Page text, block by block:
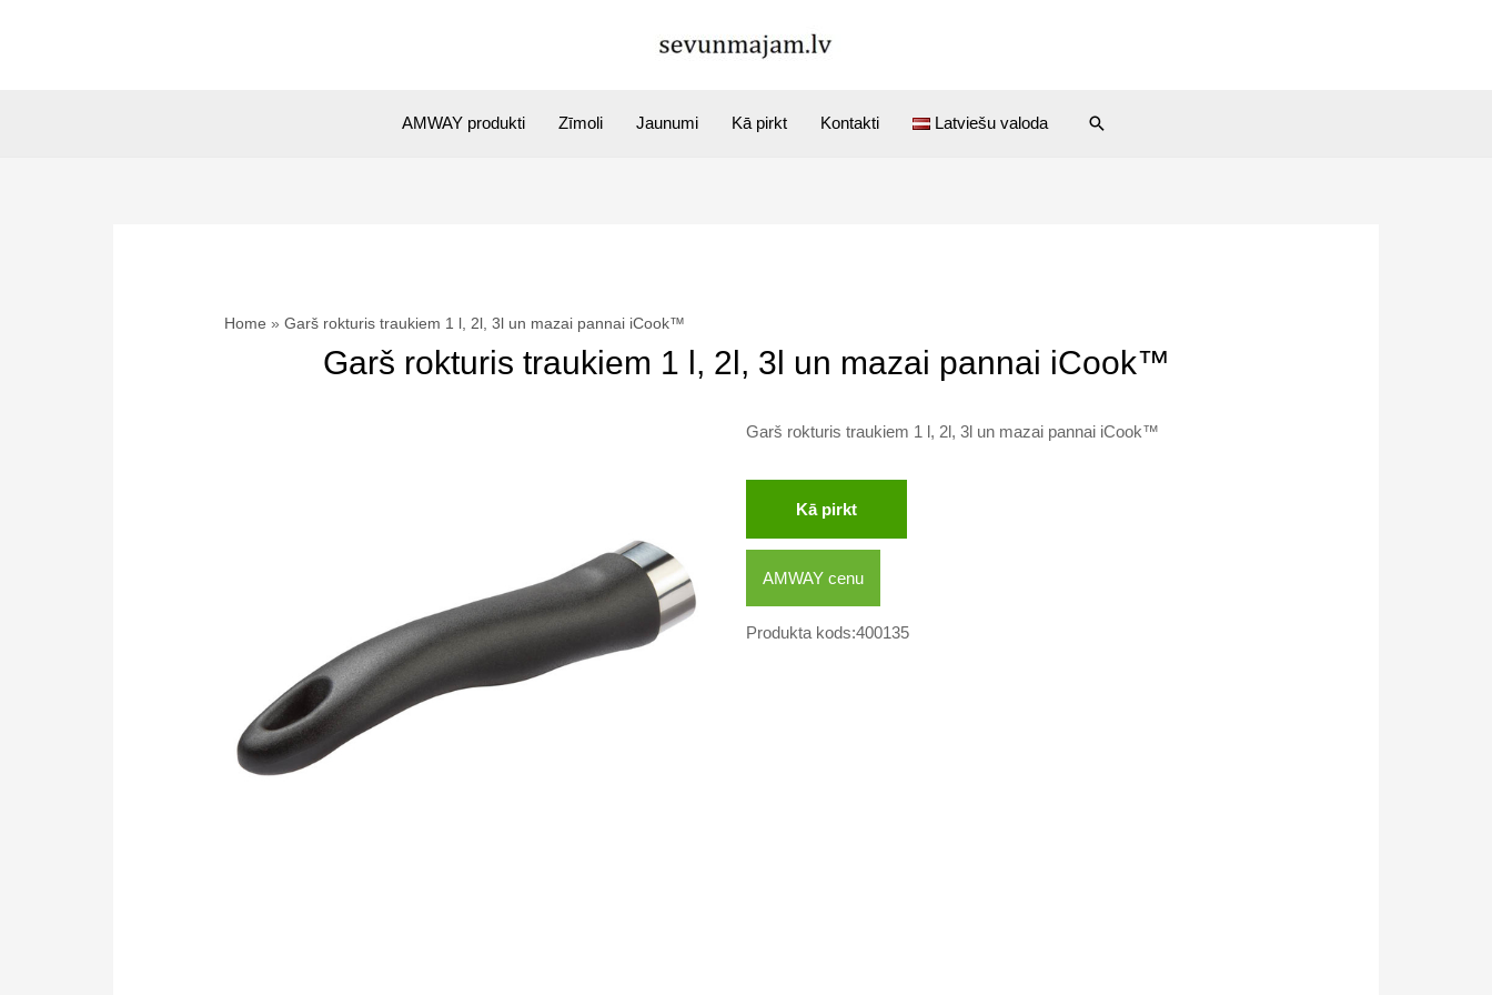
AMWAY produkti Zīmoli Jaunumi Kā pirkt Kontakti Latviešu valoda Search
Home Garš rokturis traukiem 1 l, 2l, 3l un mazai pannai iCook™
Garš rokturis traukiem 1 l, 2l, 3l un mazai pannai iCook™
Garš rokturis traukiem 1 l, 2l, 3l un mazai pannai iCook™
Kā pirkt
AMWAY cenu
Produkta kods:400135